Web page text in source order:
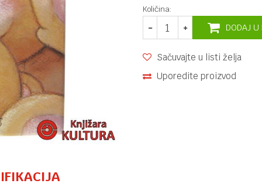
Količina:
DODAJ U
Sačuvajte u listi želja
Uporedite proizvod